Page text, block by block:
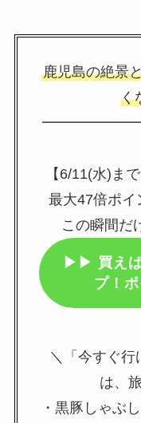
鹿児島の絶景
く
【6/11(水)ま
最大47倍ポイ
この瞬間だ
▶▶ 買え
プ！
＼「今すぐ
は、
・黒豚しゃぶ